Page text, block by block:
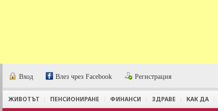
Вход Влез чрез Facebook Регистрация
ЖИВОТЪТ ПЕНСИОНИРАНЕ ФИНАНСИ ЗДРАВЕ КАК ДА